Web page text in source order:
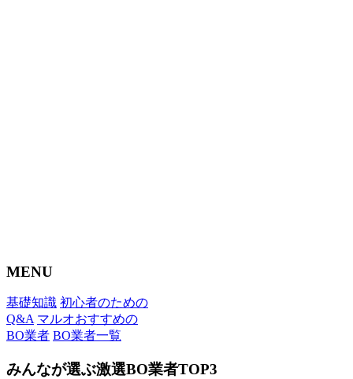
MENU
基礎知識 初心者のための
Q&A マルオおすすめの
BO業者 BO業者一覧
みんなが選ぶ激選BO業者TOP3